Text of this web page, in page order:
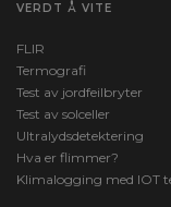
VERDT Å VITE
FLIR
Termografi
Test av jordfeilbryter
Test av solceller
Ultralydsdetektering
Hva er flimmer?
Klimalogging med IOT